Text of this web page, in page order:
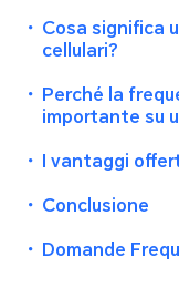
・ Cosa significa
cellulari?
・ Perché la
importante su
・ I vantaggi
・ Conclusione
・ Domande